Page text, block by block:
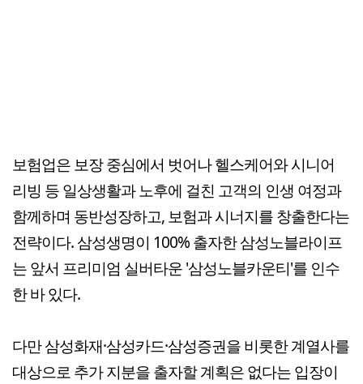
보험업은 보장 중심에서 벗어나 헬스케어와 시니어
리빙 등 일상생활과 노후에 걸친 고객의 인생 여정과
함께하며 동반성장하고, 보험과 시너지를 창출한다는
전략이다. 삼성생명이 100% 출자한 삼성노블라이프
는 앞서 프리미엄 실버타운 '삼성노블카운티'를 인수
한 바 있다.
다만 삼성화재·삼성카드·삼성증권을 비롯한 계열사를
대상으로 추가 지분을 출자할 계획은 없다는 입장이